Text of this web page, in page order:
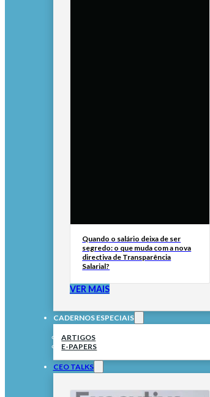
Quando o salário deixa de ser
segredo: o que muda com a nova
directiva de Transparência
Salarial?
VER MAIS
CADERNOS ESPECIAIS
ARTIGOS
E-PAPERS
CEO TALKS